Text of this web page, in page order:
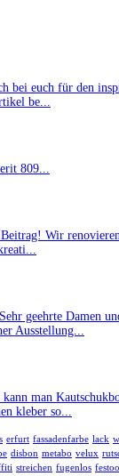
bei euch für den
be...
809...
Wir
geehrte Damen
Ausstellung...
man
kleber so...
erfurt fassadenfarbe lack
disbon metabo velux
streichen fugenlos